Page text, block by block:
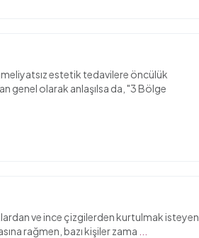
estetik tedavilere öncülük
genel olarak anlaşılsa da, "3 Bölge
ve ince çizgilerden kurtulmak isteyen
rağmen, bazı kişiler zama